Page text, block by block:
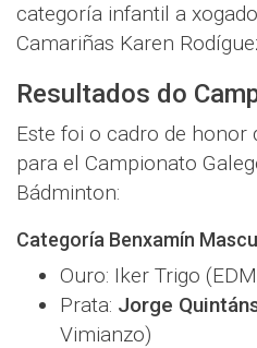
categoría infantil a
Camariñas Karen
Resultados do
Este foi o cadro de honor
para el Campionato
Bádminton:
Categoría Benxamín
Ouro: Iker Trigo
Prata: Jorge
Vimianzo)